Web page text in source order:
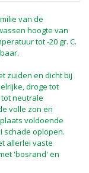
van de
hoogte van
tot -20 gr. C.
zuiden en dicht bij
droge tot
neutrale
volle zon en
voldoende
schade oplopen.
allerlei vaste
'bosrand' en